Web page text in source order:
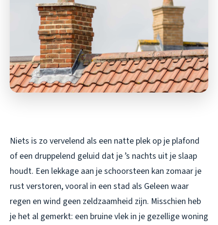
Niets is zo vervelend als een natte plek op je plafond
of een druppelend geluid dat je ’s nachts uit je slaap
houdt. Een lekkage aan je schoorsteen kan zomaar je
rust verstoren, vooral in een stad als Geleen waar
regen en wind geen zeldzaamheid zijn. Misschien heb
je het al gemerkt: een bruine vlek in je gezellige woning